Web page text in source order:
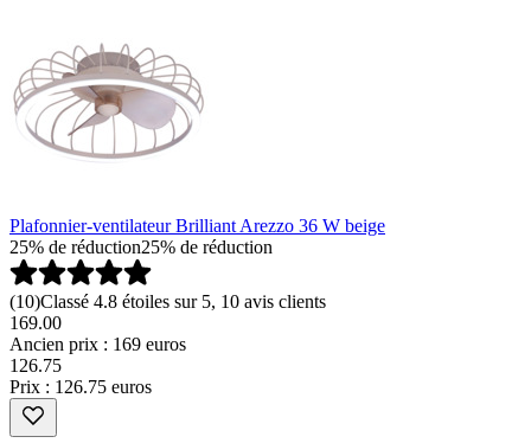
Plafonnier-ventilateur Brilliant Arezzo 36 W beige
25% de réduction25% de réduction
(10)Classé 4.8 étoiles sur 5, 10 avis clients
169.00
Ancien prix : 169 euros
126.75
Prix : 126.75 euros